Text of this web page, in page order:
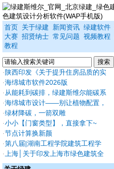
首页 关于绿建 新闻资讯 绿建软件
大赛 招贤纳士 常见问题 视频教程
教程
· 陕西印发《关于提升住房品质的实
施方案》新建住宅全执行绿标，
2030保障房率先成"好房子"
·海绵城市软件2026版
· 从能耗到碳排，绿建斯维尔能碳系
列软件2026版深度焕新
·海绵城市设计——别让植物配置，
拖垮你的出图效率
·绿材降碳，一箭双雕
·小小【门窗类型】，直接拿下~
·节点计算换新颜
·第八届|湖南工程学院建筑工程学
院：绿建焕能—基于多能协调的教
学建筑低碳重塑
· 上海│关于印发上海市绿色建筑全
过程管理相关格式文本的通知